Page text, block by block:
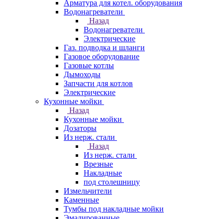
Арматура для котел. оборудования
Водонагреватели
Назад
Водонагреватели
Электрические
Газ. подводка и шланги
Газовое оборудование
Газовые котлы
Дымоходы
Запчасти для котлов
Электрические
Кухонные мойки
Назад
Кухонные мойки
Дозаторы
Из нерж. стали
Назад
Из нерж. стали
Врезные
Накладные
под столешницу
Измельчители
Каменные
Тумбы под накладные мойки